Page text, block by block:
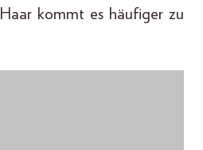
kommt es häufiger zu